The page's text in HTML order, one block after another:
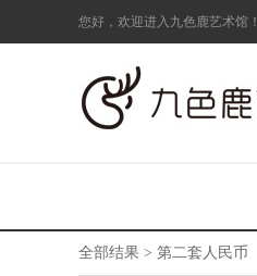
您好，欢迎进入九色鹿艺术馆！
全部结果 > 第二套人民币